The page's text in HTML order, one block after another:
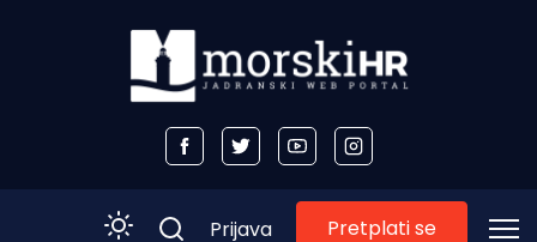
Prijava Pretplati se